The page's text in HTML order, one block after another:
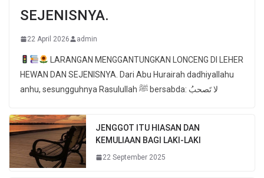
SEJENISNYA.
22 April 2026 admin
LARANGAN MENGGANTUNGKAN LONCENG DI LEHER
HEWAN DAN SEJENISNYA. Dari Abu Hurairah dadhiyallahu
anhu, sesungguhnya Rasulullah ﷺ bersabda: لا تَصحبُ
JENGGOT ITU HIASAN DAN
KEMULIAAN BAGI LAKI-LAKI
22 September 2025